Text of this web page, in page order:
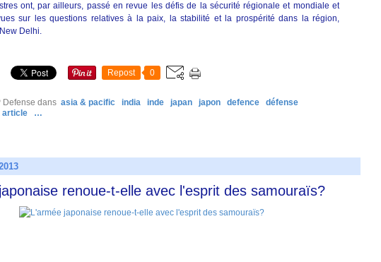
ont, par ailleurs, passé en revue les défis de la sécurité régionale et mondiale et
sur les questions relatives à la paix, la stabilité et la prospérité dans la région,
Delhi.
Repost 0
Defense dans asia & pacific india inde japan japon defence
défense
article
…
renoue-t-elle avec l'esprit des samouraïs?